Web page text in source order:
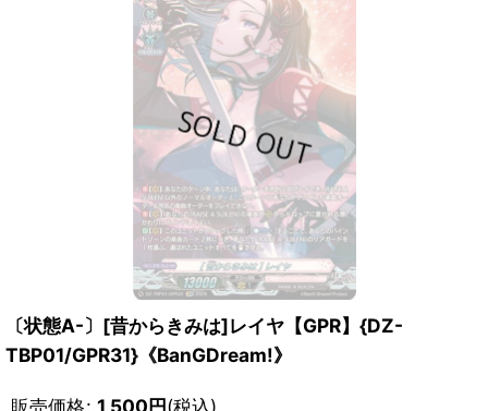
〔状態A-〕[昔からきみは]レイヤ【GPR】{DZ-
TBP01/GPR31}《BanGDream!》
販売価格: 1,500円(税込)